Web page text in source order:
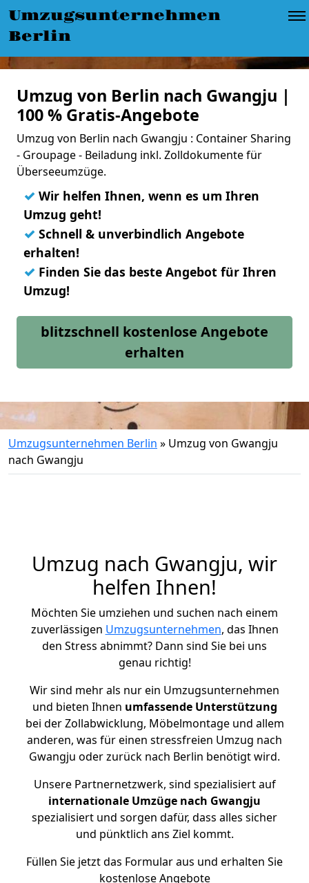
Umzugsunternehmen
Berlin
Umzug von Berlin nach Gwangju |
100 % Gratis-Angebote
Umzug von Berlin nach Gwangju : Container Sharing
- Groupage - Beiladung inkl. Zolldokumente für
Überseeumzüge.
✓ Wir helfen Ihnen, wenn es um Ihren
Umzug geht!
✓ Schnell & unverbindlich Angebote
erhalten!
✓ Finden Sie das beste Angebot für Ihren
Umzug!
blitzschnell kostenlose Angebote
erhalten
Umzugsunternehmen Berlin » Umzug von Gwangju
nach Gwangju
Umzug nach Gwangju, wir
helfen Ihnen!
Möchten Sie umziehen und suchen nach einem
zuverlässigen Umzugsunternehmen, das Ihnen
den Stress abnimmt? Dann sind Sie bei uns
genau richtig!
Wir sind mehr als nur ein Umzugsunternehmen
und bieten Ihnen umfassende Unterstützung
bei der Zollabwicklung, Möbelmontage und allem
anderen, was für einen stressfreien Umzug nach
Gwangju oder zurück nach Berlin benötigt wird.
Unsere Partnernetzwerk, sind spezialisiert auf
internationale Umzüge nach Gwangju
spezialisiert und sorgen dafür, dass alles sicher
und pünktlich ans Ziel kommt.
Füllen Sie jetzt das Formular aus und erhalten Sie
kostenlose Angebote